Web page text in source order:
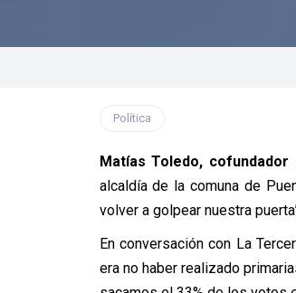
Política
Matías Toledo, cofundador
alcaldía de la comuna de
volver a golpear nuestra
En conversación con La
era no haber realizado